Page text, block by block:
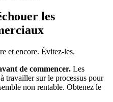
les
et encore. Évitez-les.
de commencer. Les
travailler sur le processus pour
non rentable. Obtenez le